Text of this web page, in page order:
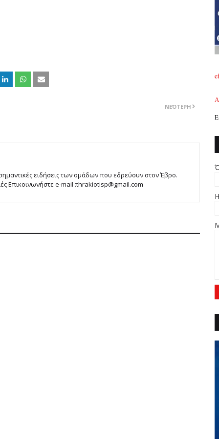
ΝΕΌΤΕΡΗ
ειδήσεις των ομάδων που εδρεύουν στον Έβρο.
Επικοινωνήστε e-mail :thrakiotisp@gmail.com